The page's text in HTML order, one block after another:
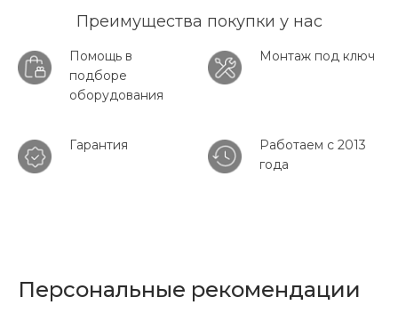
Преимущества покупки у нас
Помощь в
подборе
оборудования
Монтаж под ключ
Гарантия
Работаем с 2013
года
Персональные рекомендации